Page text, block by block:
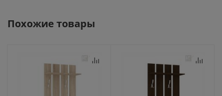
Похожие товары